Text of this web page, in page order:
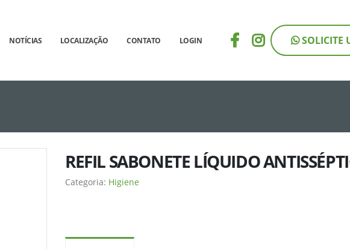
NOTÍCIAS LOCALIZAÇÃO CONTATO LOGIN
SOLICITE
SELECT imagem FROM produto_imagem WHERE id_produto = 211 ORDER
REFIL SABONETE LÍQUIDO
Categoria: Higiene